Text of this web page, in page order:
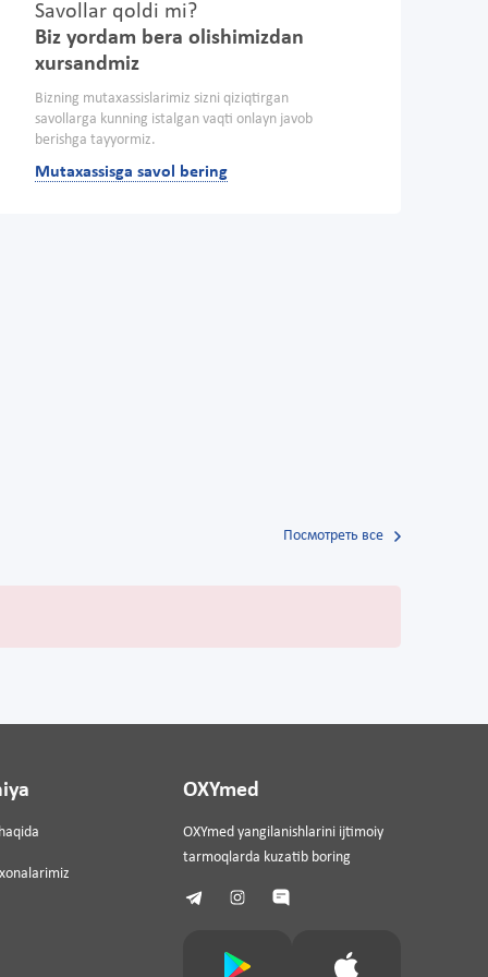
Savollar qoldi mi?
Biz yordam bera olishimizdan
xursandmiz
Bizning mutaxassislarimiz sizni qiziqtirgan
savollarga kunning istalgan vaqti onlayn javob
berishga tayyormiz.
Mutaxassisga savol bering
Посмотреть все
OXYmed
OXYmed yangilanishlarini ijtimoiy
tarmoqlarda kuzatib boring